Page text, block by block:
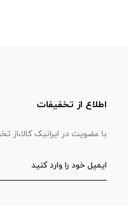
اطلاع از تخفیفات
با عضویت در ایرانیک کالا،از